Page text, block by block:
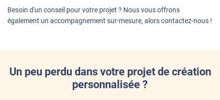
Besoin d'un conseil pour votre projet ? Nous vous offrons
également un accompagnement sur-mesure, alors contactez-nous !
Un peu perdu dans votre projet de création
personnalisée ?